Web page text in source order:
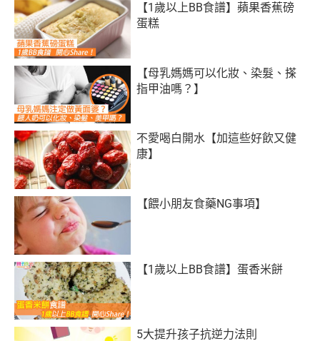
【1歲以上BB食譜】蘋果香蕉磅
蛋糕
【母乳媽媽可以化妝、染髮、搽
指甲油嗎？】
不愛喝白開水【加這些好飲又健
康】
【餵小朋友食藥NG事項】
【1歲以上BB食譜】蛋香米餅
5大提升孩子抗逆力法則